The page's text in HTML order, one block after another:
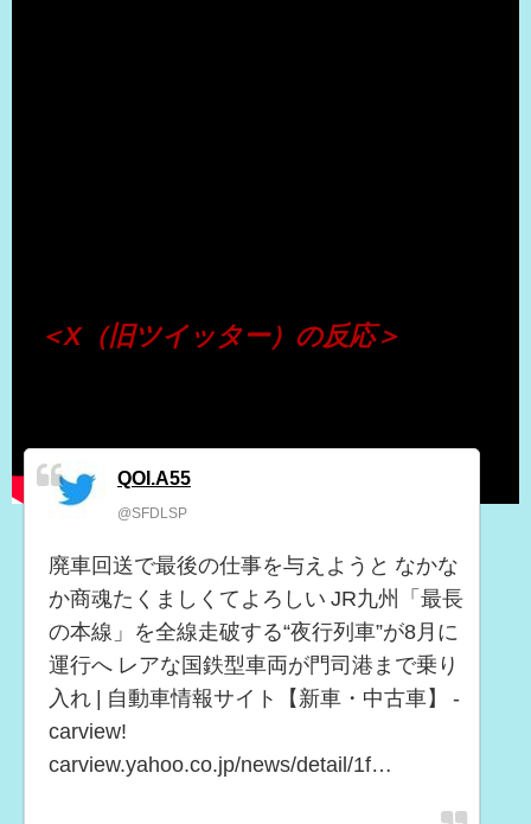
＜X（旧ツイッター）の反応＞
QOI.A55
@SFDLSP
廃車回送で最後の仕事を与えようと なかな
か商魂たくましくてよろしい JR九州「最長
の本線」を全線走破する“夜行列車”が8月に
運行へ レアな国鉄型車両が門司港まで乗り
入れ | 自動車情報サイト【新車・中古車】 -
carview!
carview.yahoo.co.jp/news/detail/1f…